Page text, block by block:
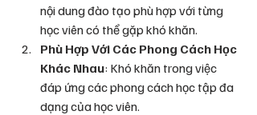
nội dung đào tạo phù hợp với từng
học viên có thể gặp khó khăn.
Phù Hợp Với Các Phong Cách Học
Khác Nhau: Khó khăn trong việc
đáp ứng các phong cách học tập đa
dạng của học viên.